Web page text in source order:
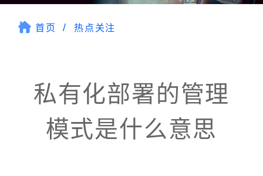
首页 热点关注
私有化部署的管理
模式是什么意思